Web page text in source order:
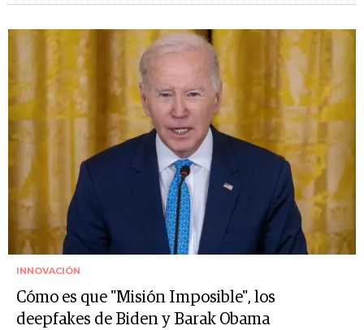
INNOVACIÓN
Cómo es que "Misión Imposible", los
deepfakes de Biden y Barak Obama